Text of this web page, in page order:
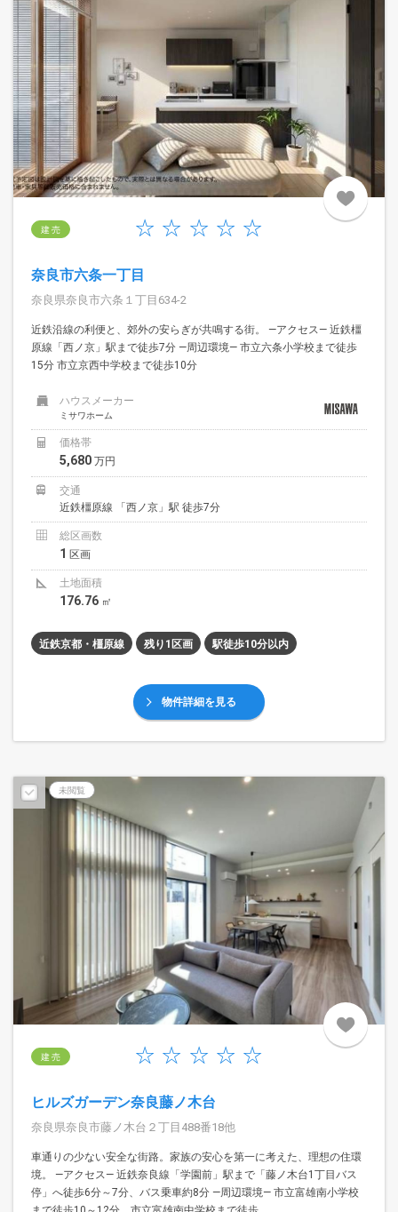
建 売
奈良市六条一丁目
奈良県奈良市六条１丁目634-2
近鉄沿線の利便と、郊外の安らぎが共鳴する街。 —アクセス— 近鉄橿
原線「西ノ京」駅まで徒歩7分 —周辺環境— 市立六条小学校まで徒歩
15分 市立京西中学校まで徒歩10分
ハウスメーカー
ミサワホーム
価格帯
5,680 万円
交通
近鉄橿原線 「西ノ京」駅 徒歩7分
総区画数
1 区画
土地面積
176.76 ㎡
近鉄京都・橿原線 残り1区画 駅徒歩10分以内
物件詳細を見る
未閲覧
建 売
ヒルズガーデン奈良藤ノ木台
奈良県奈良市藤ノ木台２丁目488番18他
車通りの少ない安全な街路。家族の安心を第一に考えた、理想の住環
境。 —アクセス— 近鉄奈良線「学園前」駅まで「藤ノ木台1丁目バス
停」へ徒歩6分～7分、バス乗車約8分 —周辺環境— 市立富雄南小学校